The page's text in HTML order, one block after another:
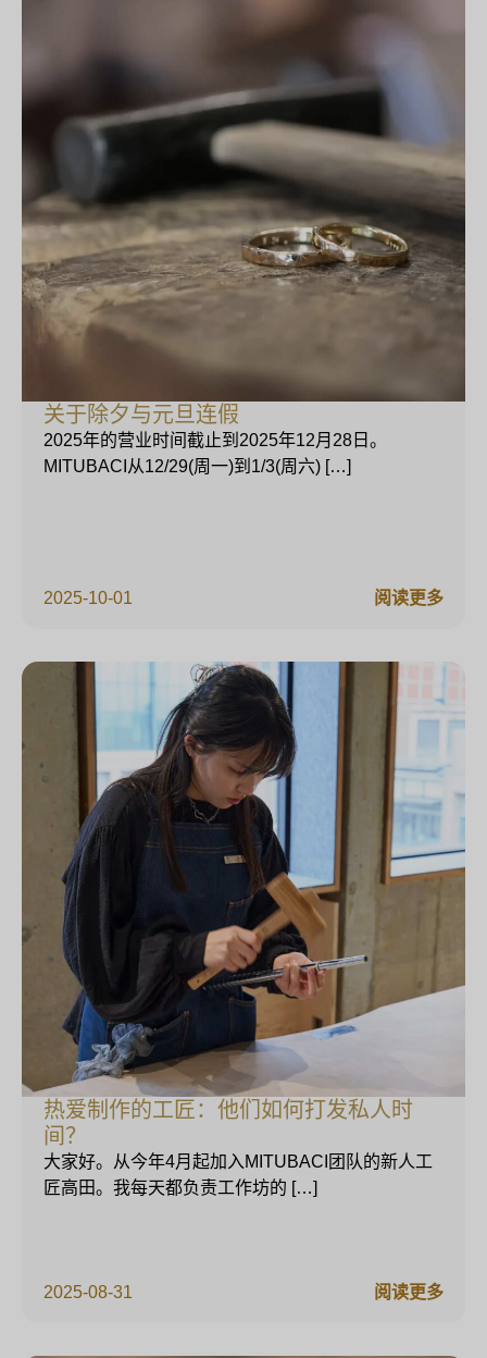
关于除夕与元旦连假
2025-10-01
2025年的营业时间截止到2025年12月28日。
MITUBACI从12/29(周一)到1/3(周六) […]
阅读更多
热爱制作的工匠：他们如何打发私人时
间？
2025-08-31
大家好。从今年4月起加入MITUBACI团队的新人工
匠高田。我每天都负责工作坊的 […]
阅读更多